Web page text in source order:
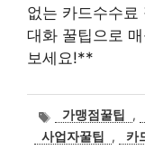
없는 카드수수료
대화 꿀팁으로
보세요!**
태
그
가맹점꿀팁 ,
사업자꿀팁
, 카